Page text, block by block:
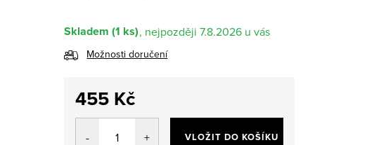
Skladem (1 ks) 7.8.2026
Možnosti doručení
455 Kč
Měrná
VLOŽIT DO KOŠÍKU